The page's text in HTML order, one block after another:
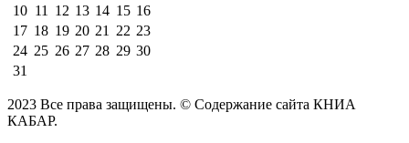
10 11 12 13 14 15 16
17 18 19 20 21 22 23
24 25 26 27 28 29 30
31
2023 Все права защищены. © Содержание сайта КНИА
КАБАР.